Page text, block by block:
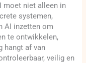
moet niet alleen in
systemen,
AI inzetten om
te ontwikkelen,
hangt af van
veilig en